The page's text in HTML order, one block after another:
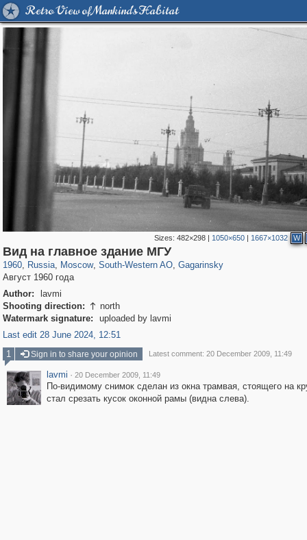
Retro View of Mankind's Habitat
Sizes:482×298 | 1050×650 | 1667×1032 W
Вид на главное здание МГУ
1960, Russia
1,406,514 29,243
, Moscow
319,780 8,286
, South-Western AO
12,410 76
, Gagarinsky
3,868
Август 1960 года
Author:
lavmi
Shooting direction:  north
Watermark signature:
uploaded by lavmi
Last edit 28 June 2024, 12:51
1
Sign in to share your opinion Latest comment: 20 December 2009, 11:49
lavmi · 20 December 2009, 11:49
По-видимому снимок сделан из окна трамвая, стоящего на
стал срезать кусок оконной рамы (видна слева).